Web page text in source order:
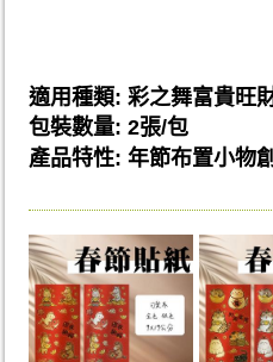
適用種類: 彩之舞富貴旺
包裝數量: 2張/包
產品特性: 年節布置小物